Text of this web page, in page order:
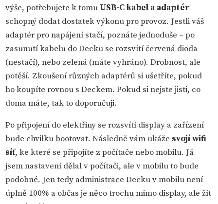
výše, potřebujete k tomu USB-C kabel a adaptér
schopný dodat dostatek výkonu pro provoz. Jestli váš
adaptér pro napájení stačí, poznáte jednoduše – po
zasunutí kabelu do Decku se rozsvítí červená dioda
(nestačí), nebo zelená (máte vyhráno). Drobnost, ale
potěší. Zkoušení různých adaptérů si ušetříte, pokud
ho koupíte rovnou s Deckem. Pokud si nejste jisti, co
doma máte, tak to doporučuji.
Po připojení do elektřiny se rozsvítí display a zařízení
bude chvilku bootovat. Následně vám ukáže svojí wifi
síť, ke které se připojíte z počítače nebo mobilu. Já
jsem nastavení dělal v počítači, ale v mobilu to bude
podobné. Jen tedy administrace Decku v mobilu není
úplně 100% a občas je něco trochu mimo display, ale žít